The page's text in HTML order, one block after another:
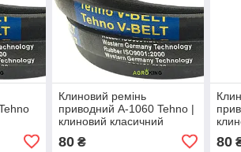
Клиновий ремінь
приводний А-1060 Tehno |
клиновий класичний
80₴ 80